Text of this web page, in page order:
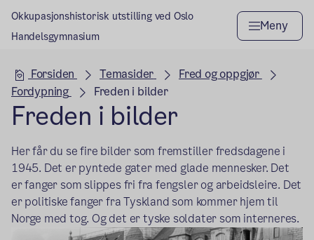
Okkupasjonshistorisk utstilling ved Oslo
Handelsgymnasium
Meny
Hovedseksjon
Forsiden Temasider
Fred og oppgjør
Fordypning
Freden i bilder
Freden i bilder
Her får du se fire bilder som fremstiller fredsdagene i
1945. Det er pyntede gater med glade mennesker. Det
er fanger som slippes fri fra fengsler og arbeidsleire. Det
er politiske fanger fra Tyskland som kommer hjem til
Norge med tog. Og det er tyske soldater som interneres.